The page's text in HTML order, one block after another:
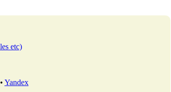
etc)
• Yandex